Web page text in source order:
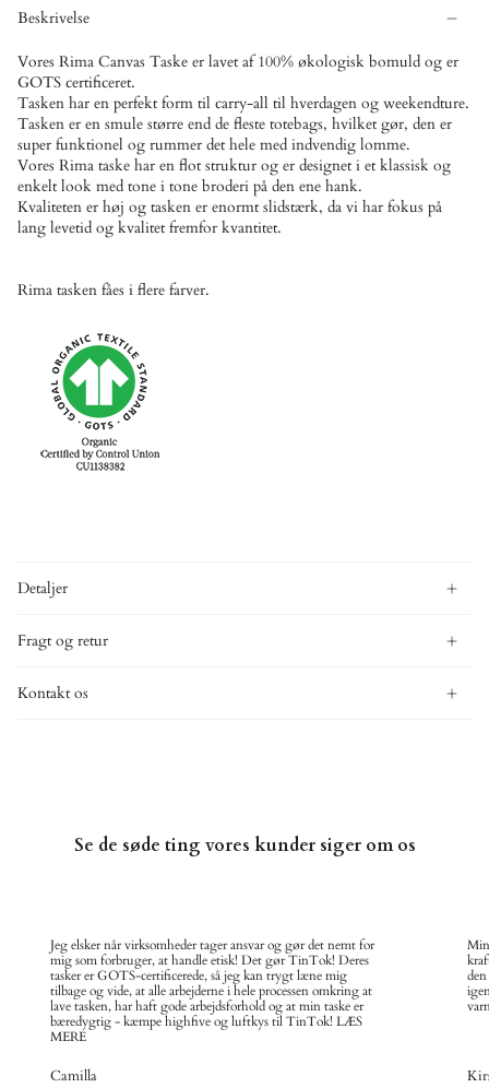
Beskrivelse
Vores Rima Canvas Taske er lavet af 100% økologisk bomuld og er
GOTS certificeret.
Tasken har en perfekt form til carry-all til hverdagen og weekendture.
Tasken er en smule større end de fleste totebags, hvilket gør, den er
super funktionel og rummer det hele med indvendig lomme.
Vores Rima taske har en flot struktur og er designet i et klassisk og
enkelt look med tone i tone broderi på den ene hank.
Kvaliteten er høj og tasken er enormt slidstærk, da vi har fokus på
lang levetid og kvalitet fremfor kvantitet.
Rima tasken fåes i flere farver.
Detaljer
Fragt og retur
Kontakt os
Se de søde ting vores kunder siger om os
Jeg elsker når virksomheder tager ansvar og gør det nemt for
mig som forbruger, at handle etisk! Det gør TinTok! Deres
tasker er GOTS-certificerede, så jeg kan trygt læne mig
tilbage og vide, at alle arbejderne i hele processen omkring at
lave tasken, har haft gode arbejdsforhold og at min taske er
bæredygtig - kæmpe highfive og luftkys til TinTok! LÆS
MERE
Camilla